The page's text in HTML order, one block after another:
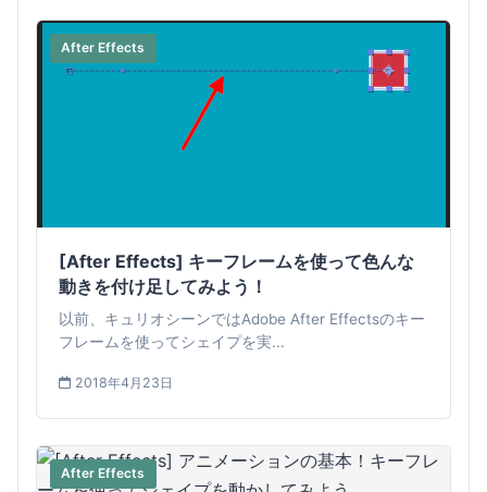
After Effects
[After Effects] キーフレームを使って色んな
動きを付け足してみよう！
以前、キュリオシーンではAdobe After Effectsのキー
フレームを使ってシェイプを実...
2018年4月23日
After Effects